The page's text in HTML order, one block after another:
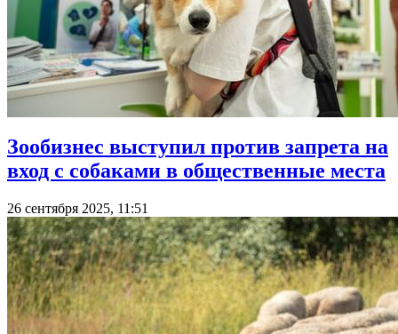
Зообизнес выступил против запрета на
вход с собаками в общественные места
26 сентября 2025, 11:51